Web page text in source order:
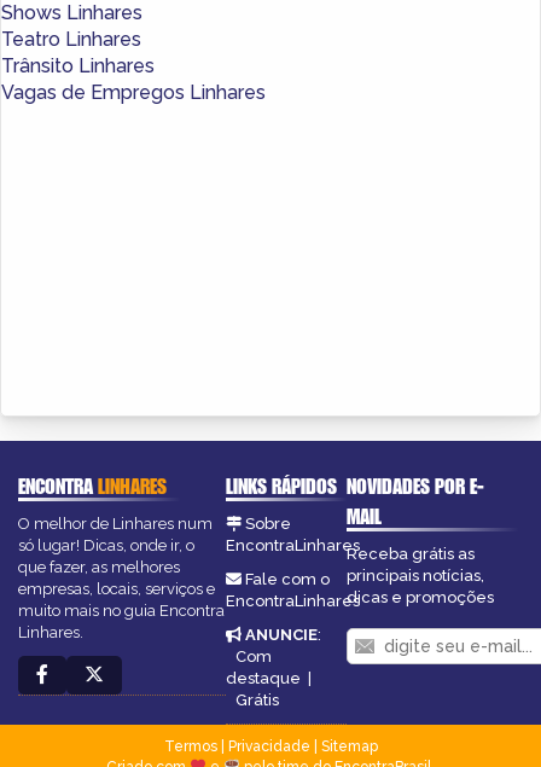
Shows Linhares
Teatro Linhares
Trânsito Linhares
Vagas de Empregos Linhares
ENCONTRALINHARES
O melhor de Linhares num
só lugar! Dicas, onde ir, o
que fazer, as melhores
empresas, locais, serviços e
muito mais no guia Encontra
Linhares.
LINKS RÁPIDOS
Sobre
EncontraLinhares
Fale com o
EncontraLinhares
ANUNCIE:
Com
destaque
Grátis
NOVIDADES POR E-
MAIL
Receba grátis as
principais notícias,
dicas e promoções
Termos| Privacidade
Sitemap